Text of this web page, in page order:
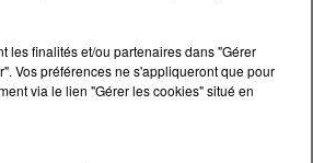
les finalités et/ou partenaires dans "Gérer
Vos préférences ne s'appliqueront que pour
via le lien "Gérer les cookies" situé en